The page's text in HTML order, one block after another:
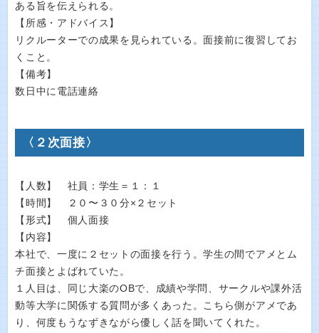
ある旨を伝えられる。
【所感・アドバイス】
リクルーターでの成果を見られている。面接前に復習してお
くこと。
【備考】
数日中に電話連絡
〈２次面接〉
【人数】 社員：学生＝１：１
【時間】 ２０〜３０分×２セット
【形式】 個人面接
【内容】
本社で、一度に２セットの面接を行う。学生の間でアメとム
チ面接とよばれていた。
１人目は、同じ大楽のOBで、成績や学問、サークルや課外活
動等大学に関係する質問が多くあった。こちら側がアメであ
り、何度もうなずきながら優しく話を聞いてくれた。